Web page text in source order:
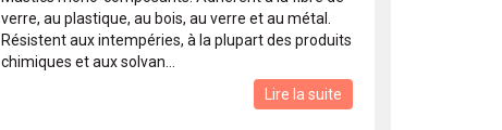
verre, au plastique, au bois, au verre et au métal.
Résistent aux intempéries, à la plupart des produits
chimiques et aux solvan...
Lire la suite